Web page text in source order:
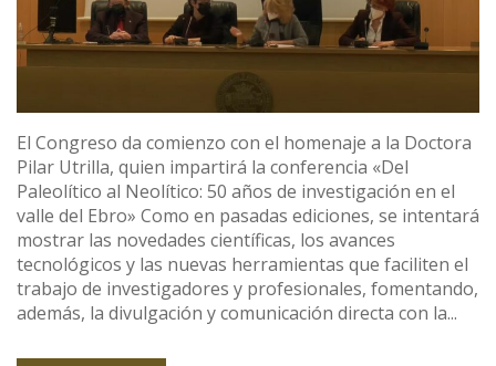
El Congreso da comienzo con el homenaje a la Doctora
Pilar Utrilla, quien impartirá la conferencia «Del
Paleolítico al Neolítico: 50 años de investigación en el
valle del Ebro» Como en pasadas ediciones, se intentará
mostrar las novedades científicas, los avances
tecnológicos y las nuevas herramientas que faciliten el
trabajo de investigadores y profesionales, fomentando,
además, la divulgación y comunicación directa con la...